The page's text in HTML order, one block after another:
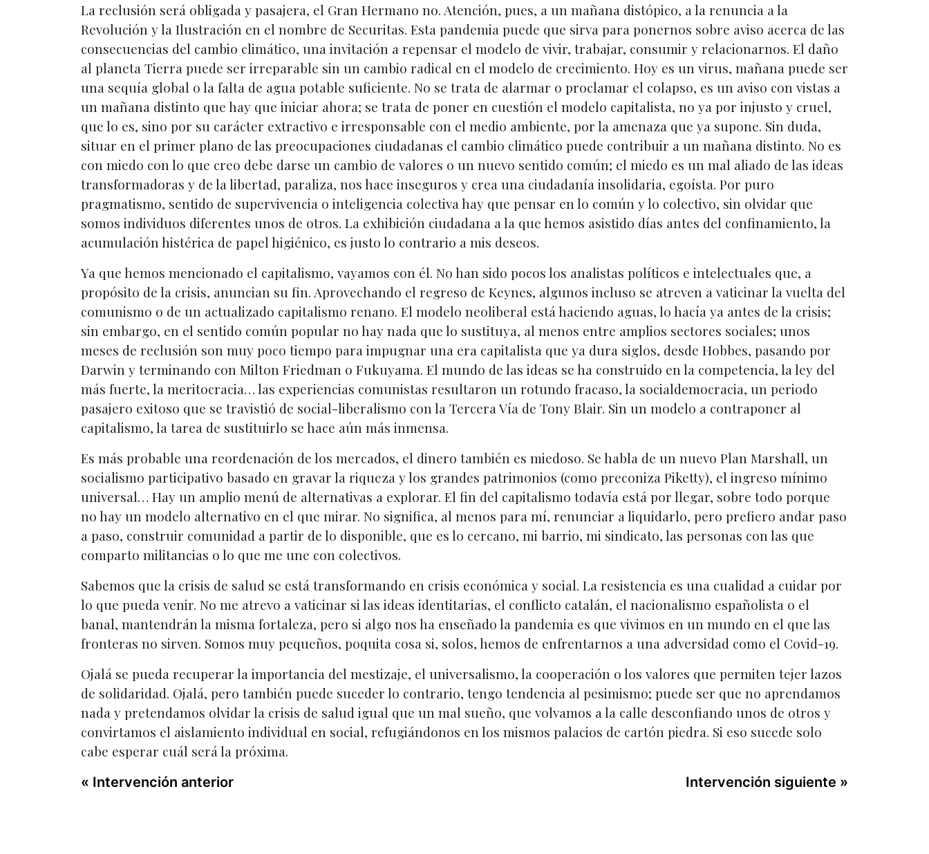
La reclusión será obligada y pasajera, el Gran Hermano no. Atención, pues, a un mañana distópico, a la renuncia a la
Revolución y la Ilustración en el nombre de Securitas. Esta pandemia puede que sirva para ponernos sobre aviso acerca de las
consecuencias del cambio climático, una invitación a repensar el modelo de vivir, trabajar, consumir y relacionarnos. El daño
al planeta Tierra puede ser irreparable sin un cambio radical en el modelo de crecimiento. Hoy es un virus, mañana puede ser
una sequía global o la falta de agua potable suficiente. No se trata de alarmar o proclamar el colapso, es un aviso con vistas a
un mañana distinto que hay que iniciar ahora; se trata de poner en cuestión el modelo capitalista, no ya por injusto y cruel,
que lo es, sino por su carácter extractivo e irresponsable con el medio ambiente, por la amenaza que ya supone. Sin duda,
situar en el primer plano de las preocupaciones ciudadanas el cambio climático puede contribuir a un mañana distinto. No es
con miedo con lo que creo debe darse un cambio de valores o un nuevo sentido común; el miedo es un mal aliado de las ideas
transformadoras y de la libertad, paraliza, nos hace inseguros y crea una ciudadanía insolidaria, egoísta. Por puro
pragmatismo, sentido de supervivencia o inteligencia colectiva hay que pensar en lo común y lo colectivo, sin olvidar que
somos individuos diferentes unos de otros. La exhibición ciudadana a la que hemos asistido días antes del confinamiento, la
acumulación histérica de papel higiénico, es justo lo contrario a mis deseos.
Ya que hemos mencionado el capitalismo, vayamos con él. No han sido pocos los analistas políticos e intelectuales que, a
propósito de la crisis, anuncian su fin. Aprovechando el regreso de Keynes, algunos incluso se atreven a vaticinar la vuelta del
comunismo o de un actualizado capitalismo renano. El modelo neoliberal está haciendo aguas, lo hacía ya antes de la crisis;
sin embargo, en el sentido común popular no hay nada que lo sustituya, al menos entre amplios sectores sociales; unos
meses de reclusión son muy poco tiempo para impugnar una era capitalista que ya dura siglos, desde Hobbes, pasando por
Darwin y terminando con Milton Friedman o Fukuyama. El mundo de las ideas se ha construido en la competencia, la ley del
más fuerte, la meritocracia… las experiencias comunistas resultaron un rotundo fracaso, la socialdemocracia, un periodo
pasajero exitoso que se travistió de social-liberalismo con la Tercera Vía de Tony Blair. Sin un modelo a contraponer al
capitalismo, la tarea de sustituirlo se hace aún más inmensa.
Es más probable una reordenación de los mercados, el dinero también es miedoso. Se habla de un nuevo Plan Marshall, un
socialismo participativo basado en gravar la riqueza y los grandes patrimonios (como preconiza Piketty), el ingreso mínimo
universal… Hay un amplio menú de alternativas a explorar. El fin del capitalismo todavía está por llegar, sobre todo porque
no hay un modelo alternativo en el que mirar. No significa, al menos para mí, renunciar a liquidarlo, pero prefiero andar paso
a paso, construir comunidad a partir de lo disponible, que es lo cercano, mi barrio, mi sindicato, las personas con las que
comparto militancias o lo que me une con colectivos.
Sabemos que la crisis de salud se está transformando en crisis económica y social. La resistencia es una cualidad a cuidar por
lo que pueda venir. No me atrevo a vaticinar si las ideas identitarias, el conflicto catalán, el nacionalismo españolista o el
banal, mantendrán la misma fortaleza, pero si algo nos ha enseñado la pandemia es que vivimos en un mundo en el que las
fronteras no sirven. Somos muy pequeños, poquita cosa si, solos, hemos de enfrentarnos a una adversidad como el Covid-19.
Ojalá se pueda recuperar la importancia del mestizaje, el universalismo, la cooperación o los valores que permiten tejer lazos
de solidaridad. Ojalá, pero también puede suceder lo contrario, tengo tendencia al pesimismo; puede ser que no aprendamos
nada y pretendamos olvidar la crisis de salud igual que un mal sueño, que volvamos a la calle desconfiando unos de otros y
convirtamos el aislamiento individual en social, refugiándonos en los mismos palacios de cartón piedra. Si eso sucede solo
cabe esperar cuál será la próxima.
« Intervención anterior Intervención siguiente »